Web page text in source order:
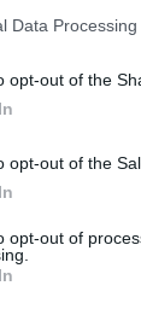
Data
opt-out of the
opt-out of the
opt-out of